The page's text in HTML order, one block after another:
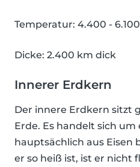
Temperatur: 4.400 -
Dicke: 2.400 km dick
Innerer Erdkern
Der innere Erdkern sitzt
Erde. Es handelt sich
hauptsächlich aus Eisen
er so heiß ist, ist er nicht